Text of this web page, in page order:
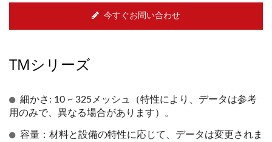
今すぐお問い合わせ
TMシリーズ
細かさ: 10 ~ 325メッシュ（特性により、データは参考
用のみで、異なる場合があります）。
容量：材料と設備の特性に応じて、データは変更されま